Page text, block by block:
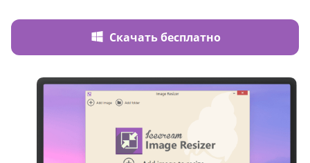
Скачать бесплатно